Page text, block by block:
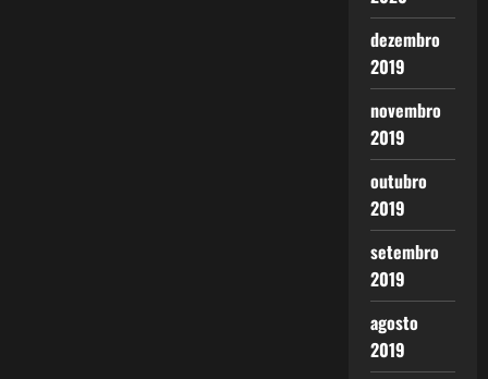
dezembro
2019
novembro
2019
outubro
2019
setembro
2019
agosto
2019